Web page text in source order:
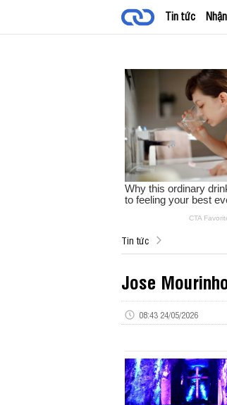
Tin tức
Tin tức
Jose
08:43 24/05/2026